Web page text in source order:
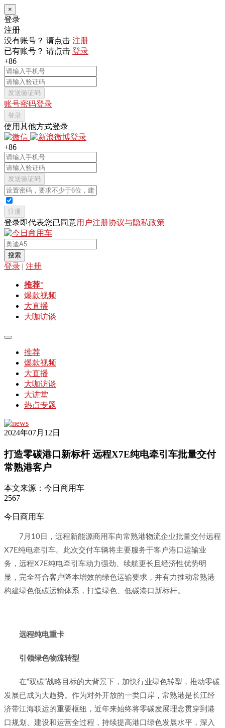
×
登录
注册
没有账号？ 请点击 注册
已有账号？ 请点击 登录
+86
发送验证码
账号密码登录
登录
使用其他方式登录
+86
发送验证码
注册
登录即代表您已同意用户注册协议与隐私政策
搜索
登录 | 注册
推荐°
爆款视频
大直播
大咖访谈
推荐
爆款视频
大直播
大咖访谈
大讲堂
热点专题
2024年07月12日
打造零碳港口新标杆 远程X7E纯电牵引车批量交付
常熟港客户
本文来源： 今日商用车
2567
今日商用车
7月10日，远程新能源商用车向常熟港物流企业批量交付远程
X7E纯电牵引车。此次交付车辆将主要服务于客户港口运输业
务，远程X7E纯电牵引车动力强劲、续航更长且经济性优势明
显，完全符合客户降本增效的绿色运输要求，并有力推动常熟港
构建绿色低碳运输体系，打造绿色、低碳港口新标杆。
远程纯电重卡
引领绿色物流转型
在“双碳”战略目标的大背景下，加快行业绿色转型，推动零碳
发展已成为大趋势。作为对外开放的一类口岸，常熟港是长江经
济带江海联运的重要枢纽，近年来始终将零碳发展理念贯穿到港
口规划、建设和运营全过程，持续提高港口绿色发展水平，深入